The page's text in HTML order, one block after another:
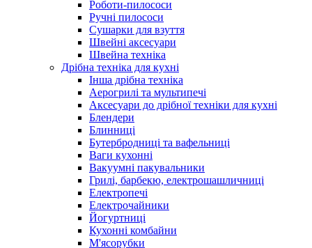
Роботи-пилососи
Ручні пилососи
Сушарки для взуття
Швейні аксесуари
Швейна техніка
Дрібна техніка для кухні
Інша дрібна техніка
Аерогрилі та мультипечі
Аксесуари до дрібної техніки для кухні
Блендери
Блинниці
Бутербродниці та вафельниці
Ваги кухонні
Вакуумні пакувальники
Грилі, барбекю, електрошашличниці
Електропечі
Електрочайники
Йогуртниці
Кухонні комбайни
М'ясорубки